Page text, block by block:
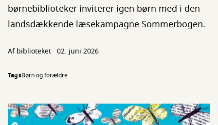
børnebiblioteker inviterer igen børn med i den
landsdækkende læsekampagne Sommerbogen.
Af biblioteket 02. juni 2026
TagsBørn og forældre